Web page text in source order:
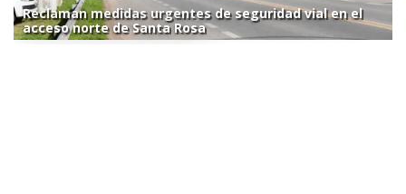
Reclaman medidas urgentes de seguridad vial en el
acceso norte de Santa Rosa